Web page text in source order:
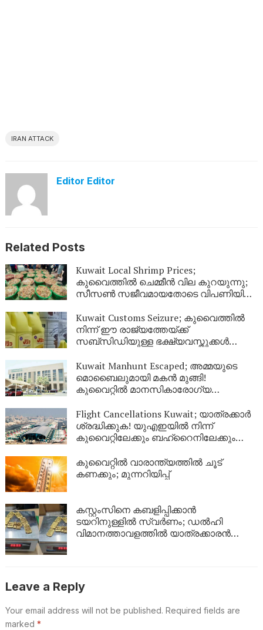
IRAN ATTACK
Editor Editor
Related Posts
Kuwait Local Shrimp Prices;
കുവൈത്തിൽ ചെമ്മീൻ വില കുറയുന്നു;
സീസൺ സജീവമായതോടെ വിപണിയിൽ
Kuwait Customs Seizure; കുവൈത്തിൽ
നിന്ന് ഈ രാജ്യത്തേയ്ക്ക്
സബ്സിഡിയുള്ള ഭക്ഷ്യവസ്തുക്കൾ
Kuwait Manhunt Escaped; അമ്മയുടെ
മൊബൈലുമായി മകൻ മുങ്ങി!
കുവൈറ്റിൽ മാനസികാരോഗ്യ
യുവാവിനായി പോലീസ് തിരച്ചിൽ
Flight Cancellations Kuwait; യാത്രക്കാർ
ശ്രദ്ധിക്കുക! യുഎഇയിൽ നിന്ന്
കുവൈറ്റിലേക്കും ബഹ്‌റൈനിലേക്കും
ഇങ്ങനെ
കുവൈറ്റിൽ വാരാന്ത്യത്തിൽ ചൂട്
കണക്കും; മുന്നറിയിപ്പ്
കസ്റ്റംസിനെ കബളിപ്പിക്കാൻ
ടയറിനുള്ളിൽ സ്വർണം; ഡൽഹി
വിമാനത്താവളത്തിൽ യാത്രക്കാരൻ
Leave a Reply
Your email address will not be published. Required fields are
marked *